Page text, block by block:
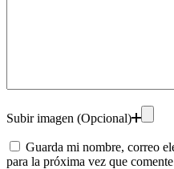
Subir imagen (Opcional)
Guarda mi nombre, correo
para la próxima vez que